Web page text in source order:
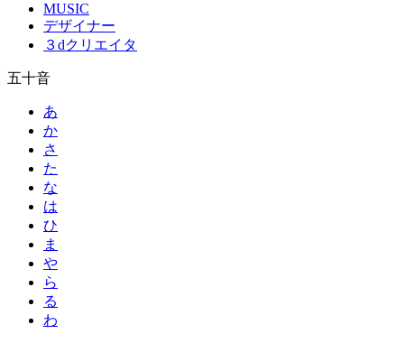
MUSIC
デザイナー
３dクリエイタ
五十音
あ
か
さ
た
な
は
ひ
ま
や
ら
る
わ